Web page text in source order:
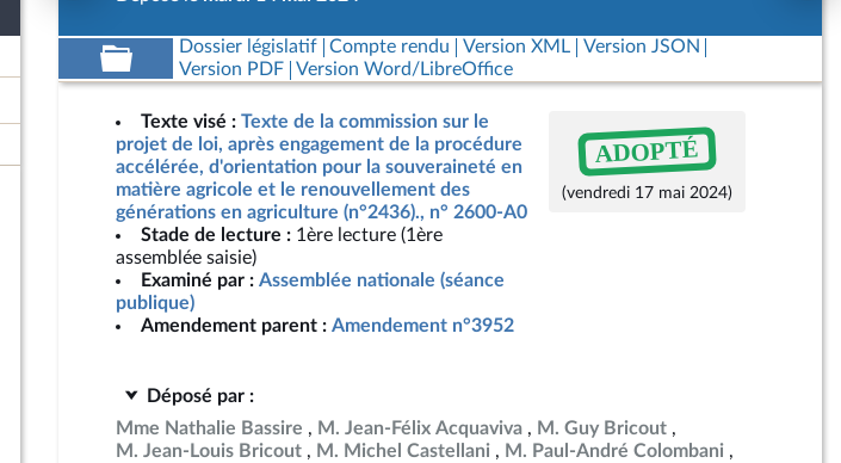
Dossier législatif Compte rendu Version XML
Version JSON
Version PDF
Version Word/LibreOffice
Texte visé : Texte de la commission sur le
projet de loi, après engagement de la procédure
accélérée, d'orientation pour la souveraineté en
matière agricole et le renouvellement des
générations en agriculture (n°2436)., n° 2600-A0
Stade de lecture : 1ère lecture (1ère
assemblée saisie)
Examiné par : Assemblée nationale (séance
publique)
Amendement parent : Amendement n°3952
ADOPTÉ
(vendredi 17 mai 2024)
Déposé par :
Mme Nathalie Bassire
M. Jean-Félix Acquaviva
M. Guy Bricout
M. Jean-Louis Bricout
M. Michel Castellani
M. Paul-André Colombani